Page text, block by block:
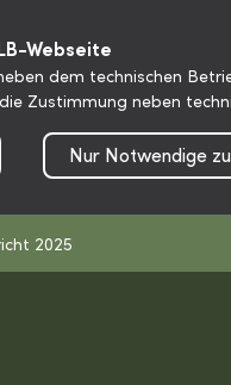
Webseite
dem technischen
Zustimmung neben
Nur Notwendige
2025